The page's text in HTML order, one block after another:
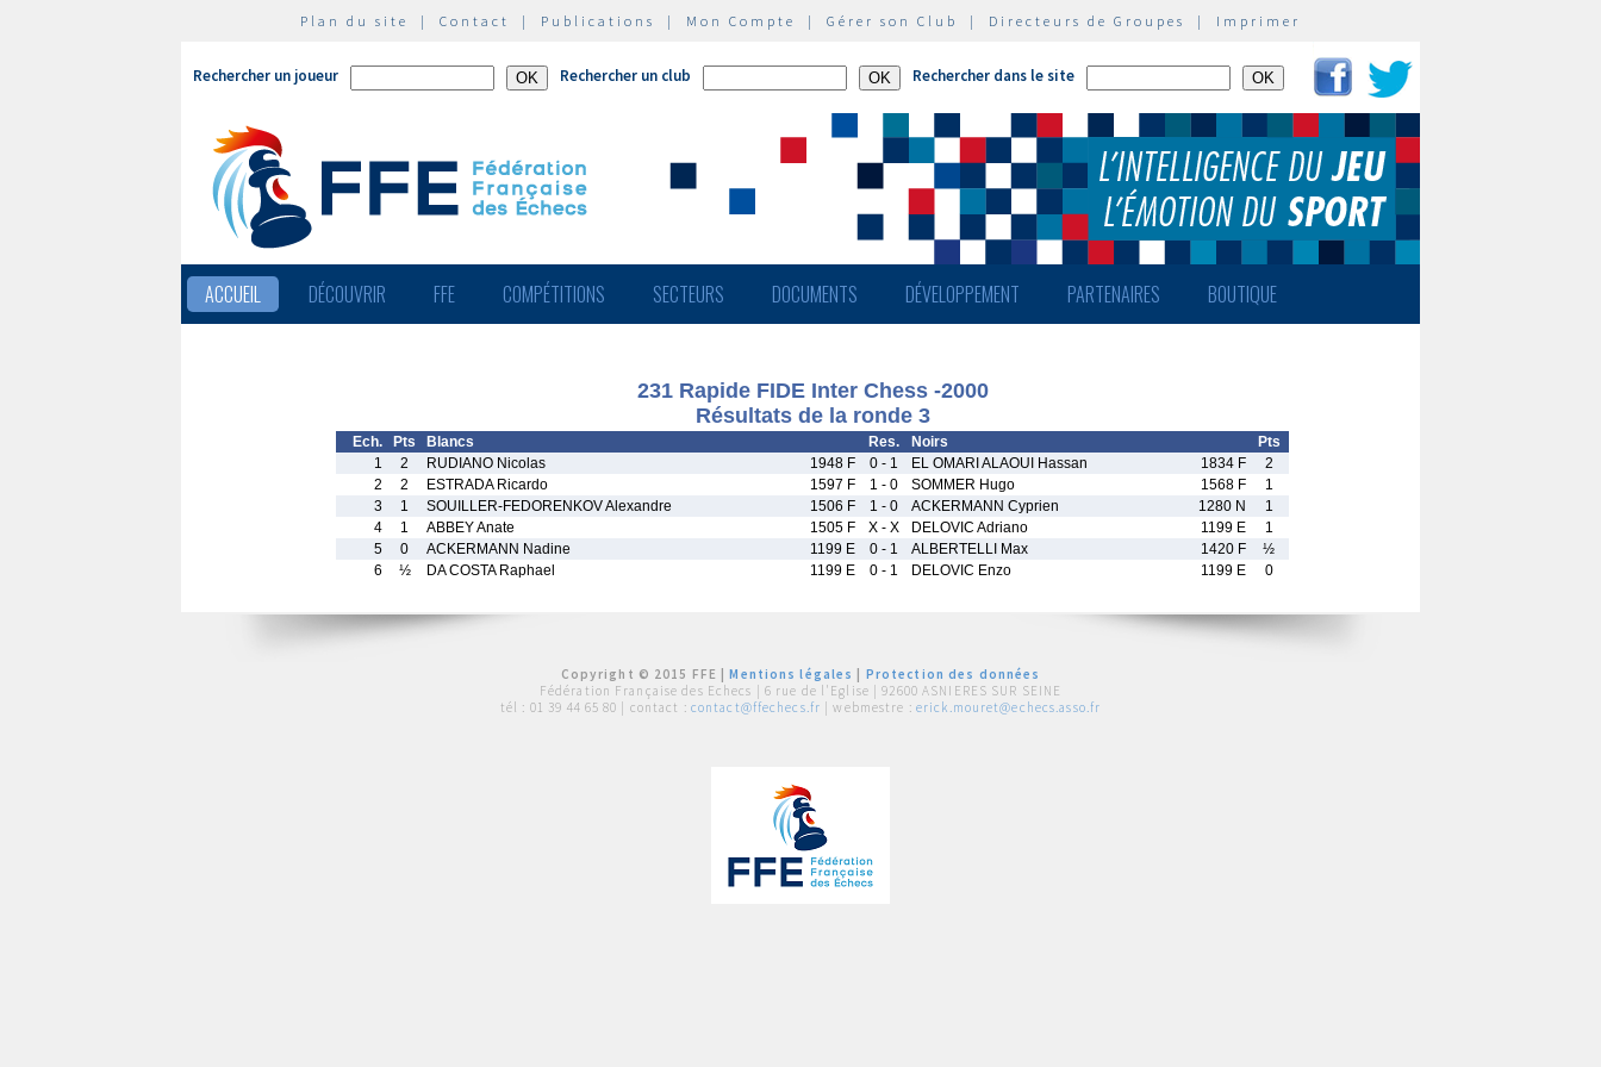
Plan du site | Contact | Publications | Mon Compte | Gérer son Club | Directeurs de Groupes | Imprimer
Rechercher un joueur Rechercher un club Rechercher dans le site
ACCUEIL DÉCOUVRIR FFE COMPÉTITIONS SECTEURS DOCUMENTS DÉVELOPPEMENT PARTENAIRES BOUTIQUE
231 Rapide FIDE Inter Chess -2000
Résultats de la ronde 3
Ech. Pts Blancs Res. Noirs
Pts
1
2 RUDIANO Nicolas 1948 F 0 - 1 EL OMARI ALAOUI Hassan 1834 F
2
2
2 ESTRADA Ricardo 1597 F 1 - 0 SOMMER Hugo 1568 F
1
3
1 SOUILLER-FEDORENKOV Alexandre 1506 F 1 - 0 ACKERMANN Cyprien 1280 N
1
4
1 ABBEY Anate 1505 F X - X DELOVIC Adriano 1199 E
1
5
0 ACKERMANN Nadine 1199 E 0 - 1 ALBERTELLI Max 1420 F
½
6
½ DA COSTA Raphael 1199 E 0 - 1 DELOVIC Enzo 1199 E 0
Copyright © 2015 FFE |Mentions légales
Protection des données
Fédération Française des Echecs | 6 rue de l'Eglise | 92600 ASNIERES SUR SEINE
tél : 01 39 44 65 80 | contact : contact@ffechecs.fr | webmestre : erick.mouret@echecs.asso.fr